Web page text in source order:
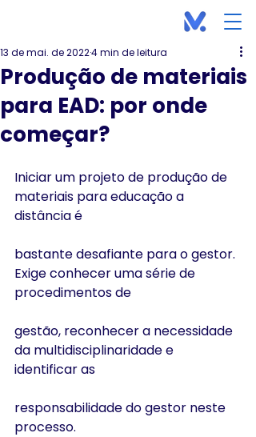
Produção de materiais
para EAD: por onde
começar?
13 de mai. de 20224 min de leitura
Iniciar um projeto de produção de
materiais para educação a
distância é
bastante desafiante para o gestor.
Exige conhecer uma série de
procedimentos de
gestão, reconhecer a necessidade
da multidisciplinaridade e
identificar as
responsabilidade do gestor neste
processo.